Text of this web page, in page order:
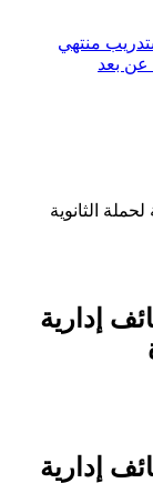
تدريب منتهي
بعد
الثانوية
إدارية
إدارية